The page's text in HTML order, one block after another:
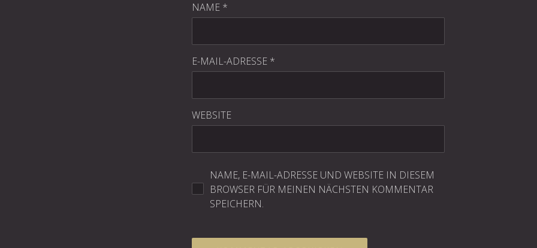
NAME *
E-MAIL-ADRESSE *
WEBSITE
NAME, E-MAIL-ADRESSE UND WEBSITE IN DIESEM
BROWSER FÜR MEINEN NÄCHSTEN KOMMENTAR
SPEICHERN.